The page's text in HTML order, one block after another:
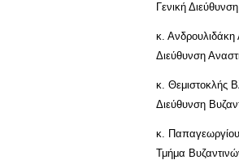
Γενική
κ. Ανδρουλιδάκη
Διεύθυνση
κ. Θεμιστοκλής
Διεύθυνση
κ. Παπαγεωργίου
Τμήμα